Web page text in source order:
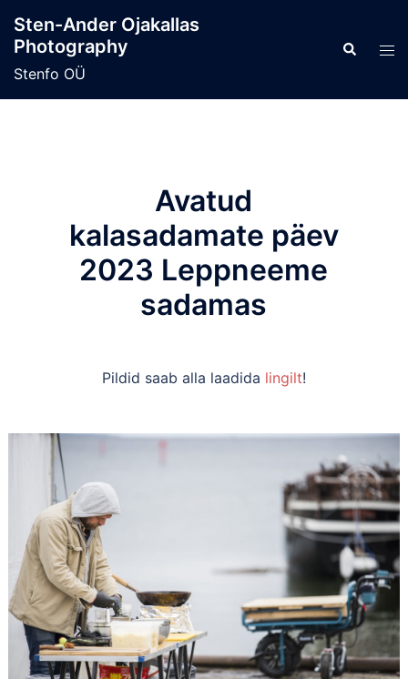
content
Sten-Ander Ojakallas
Photography
Stenfo OÜ
Search
Avatud
kalasadamate päev
2023 Leppneeme
sadamas
Pildid saab alla laadida lingilt!